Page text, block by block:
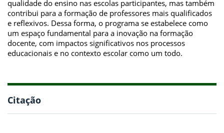
qualidade do ensino nas escolas participantes, mas também
contribui para a formação de professores mais qualificados
e reflexivos. Dessa forma, o programa se estabelece como
um espaço fundamental para a inovação na formação
docente, com impactos significativos nos processos
educacionais e no contexto escolar como um todo.
Citação